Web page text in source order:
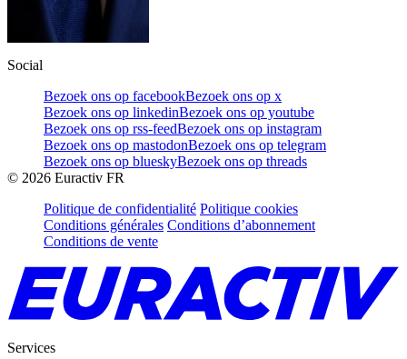
Social
Bezoek ons op facebookBezoek ons op x
Bezoek ons op linkedinBezoek ons op youtube
Bezoek ons op rss-feedBezoek ons op instagram
Bezoek ons op mastodonBezoek ons op telegram
Bezoek ons op blueskyBezoek ons op threads
© 2026 Euractiv FR
Politique de confidentialité Politique cookies
Conditions générales Conditions d’abonnement
Conditions de vente
Services